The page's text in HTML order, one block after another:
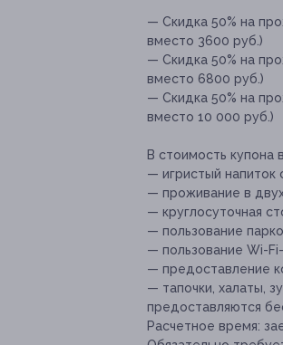
— Скидка 50% на
вместо 3600 руб.)
— Скидка 50% на
вместо 6800 руб.)
— Скидка 50% на
вместо 10 000 руб.)
В стоимость купона
— игристый напиток
— проживание в
— круглосуточная
— пользование
— пользование Wi-
— предоставление
— тапочки, халаты,
предоставляются
Расчетное время: